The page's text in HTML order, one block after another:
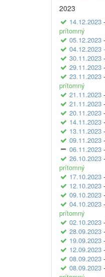
2023
14.12.2023
prítomný
05.12.2023
04.12.2023
30.11.2023
29.11.2023
23.11.2023
prítomný
21.11.2023
21.11.2023
20.11.2023
14.11.2023
13.11.2023
09.11.2023
06.11.2023
26.10.2023
prítomný
17.10.2023
12.10.2023
09.10.2023
04.10.2023
prítomný
02.10.2023
28.09.2023
19.09.2023
12.09.2023
08.09.2023
08.09.2023